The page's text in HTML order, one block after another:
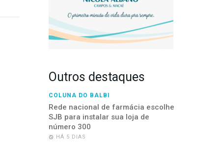
Outros destaques
COLUNA DO BALBI
Rede nacional de farmácia escolhe
SJB para instalar sua loja de
número 300
HÁ 5 DIAS